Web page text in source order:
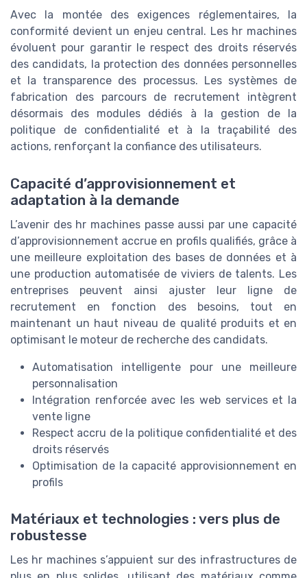
Avec la montée des exigences réglementaires, la
conformité devient un enjeu central. Les hr machines
évoluent pour garantir le respect des droits réservés
des candidats, la protection des données personnelles
et la transparence des processus. Les systèmes de
fabrication des parcours de recrutement intègrent
désormais des modules dédiés à la gestion de la
politique de confidentialité et à la traçabilité des
actions, renforçant la confiance des utilisateurs.
Capacité d’approvisionnement et
adaptation à la demande
L’avenir des hr machines passe aussi par une capacité
d’approvisionnement accrue en profils qualifiés, grâce à
une meilleure exploitation des bases de données et à
une production automatisée de viviers de talents. Les
entreprises peuvent ainsi ajuster leur ligne de
recrutement en fonction des besoins, tout en
maintenant un haut niveau de qualité produits et en
optimisant le moteur de recherche des candidats.
Automatisation intelligente pour une meilleure
personnalisation
Intégration renforcée avec les web services et la
vente ligne
Respect accru de la politique confidentialité et des
droits réservés
Optimisation de la capacité approvisionnement en
profils
Matériaux et technologies : vers plus de
robustesse
Les hr machines s’appuient sur des infrastructures de